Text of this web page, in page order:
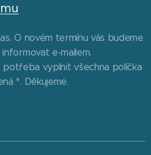
O novém termínu vás budeme
e-mailem.
potřeba vyplnit všechna políčka
*. Děkujeme.